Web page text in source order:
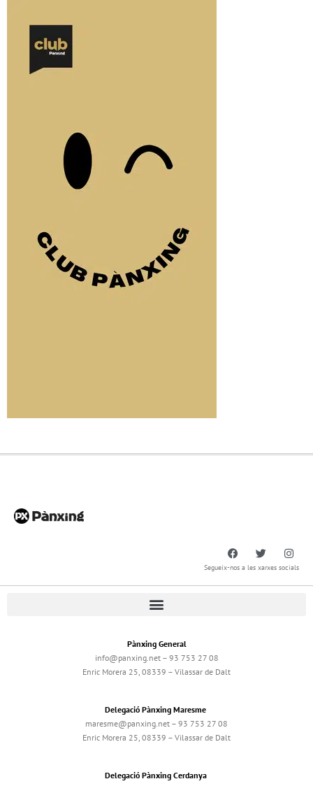
Segueix-nos a les xarxes socials
Pànxing General
info@panxing.net – 93 753 27 08
Enric Morera 25, 08339 – Vilassar de Dalt
Delegació Pànxing Maresme
maresme@panxing.net – 93 753 27 08
Enric Morera 25, 08339 – Vilassar de Dalt
Delegació Pànxing Cerdanya